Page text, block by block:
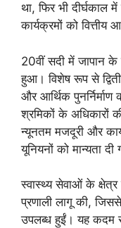
था, फिर भी दीर्घकाल
कार्यक्रमों को वित्तीय
20वीं सदी में जापान के
हुआ। विशेष रूप से
और आर्थिक
श्रमिकों के अधिकारों
न्यूनतम मजदूरी और
यूनियनों को मान्यता दी
स्वास्थ्य सेवाओं के क्षेत्र
प्रणाली लागू की,
उपलब्ध हुईं। यह कदम